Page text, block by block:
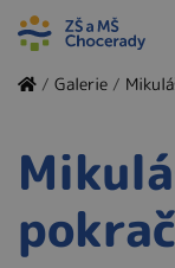
/ Galerie /